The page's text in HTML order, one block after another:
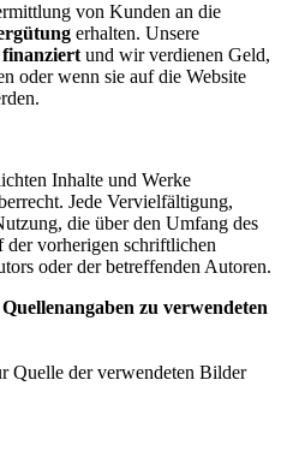
von Kunden an die
erhalten. Unsere
und wir verdienen Geld,
oder wenn sie auf die Website
Inhalte und Werke
Jede Vervielfältigung,
die über den Umfang des
der vorherigen schriftlichen
oder der betreffenden Autoren.
zu verwendeten
Quelle der verwendeten Bilder